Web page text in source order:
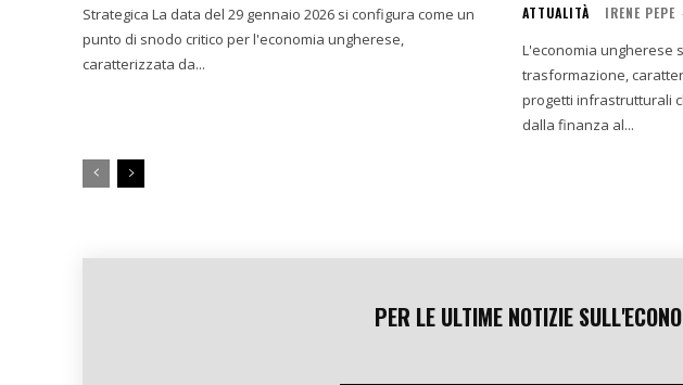
Strategica La data del 29 gennaio 2026 si configura come un
punto di snodo critico per l'economia ungherese,
caratterizzata da...
ATTUALITÀ IRENE PEPE
L'economia ungherese
trasformazione,
progetti infrastrutturali
dalla finanza al...
PER LE ULTIME NOTIZIE